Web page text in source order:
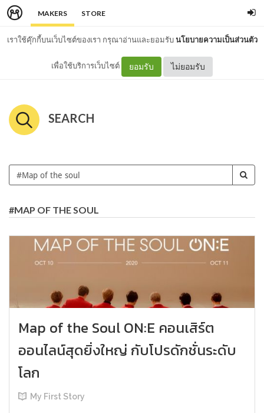
MAKERS STORE
เราใช้คุ๊กกี้บนเว็บไซต์ของเรา กรุณาอ่านและยอมรับนโยบายความเป็นส่วนตัว
เพื่อใช้บริการเว็บไซต์ ยอมรับ ไม่ยอมรับ
SEARCH
#MAP OF THE SOUL
Map of the Soul ON:E คอนเสิร์ต
ออนไลน์สุดยิ่งใหญ่ กับโปรดักชั่นระดับ
โลก
My First Story